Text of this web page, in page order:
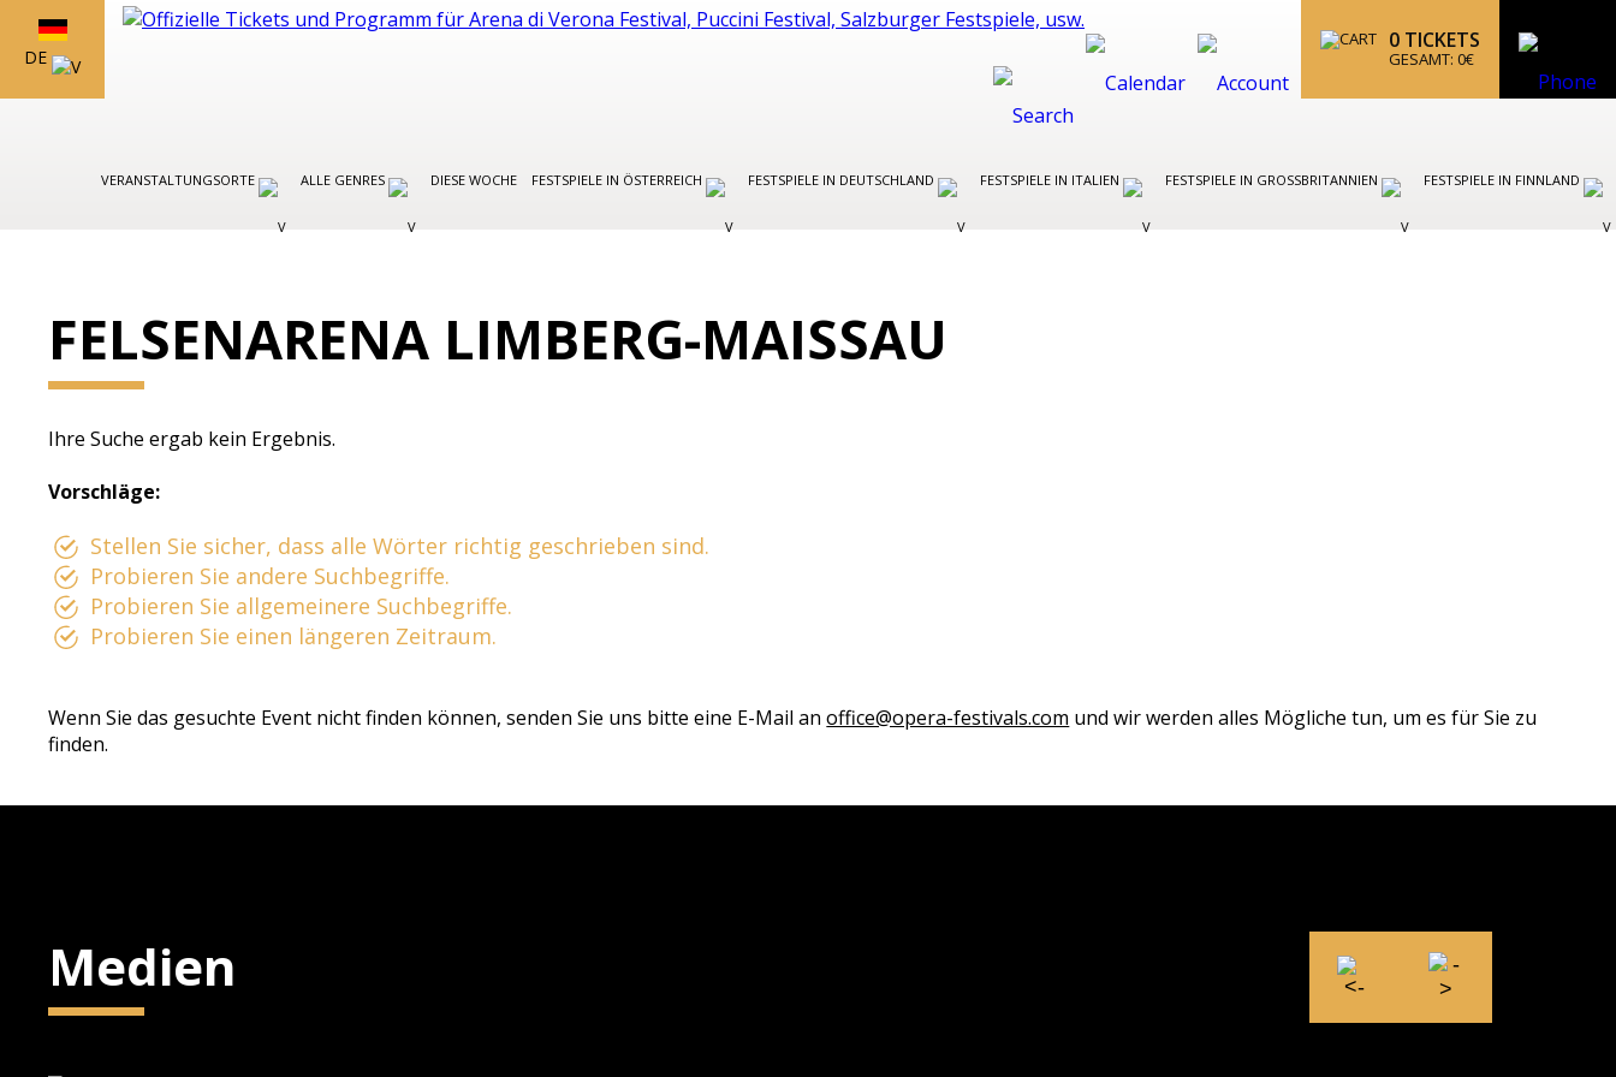
DE
0 TICKETS
GESAMT: 0€
VERANSTALTUNGSORTE ALLE GENRES DIESE WOCHE FESTSPIELE IN ÖSTERREICH FESTSPIELE IN DEUTSCHLAND FESTSPIELE IN ITALIEN FESTSPIELE IN GROSSBRITANNIEN FESTSPIELE IN FINNLAND
FELSENARENA LIMBERG-MAISSAU
Ihre Suche ergab kein Ergebnis.
Vorschläge:
Stellen Sie sicher, dass alle Wörter richtig geschrieben sind.
Probieren Sie andere Suchbegriffe.
Probieren Sie allgemeinere Suchbegriffe.
Probieren Sie einen längeren Zeitraum.
Wenn Sie das gesuchte Event nicht finden können, senden Sie uns bitte eine E-Mail anoffice@opera-festivals.com und wir werden alles Mögliche tun, um es für Sie zu
finden.
Medien